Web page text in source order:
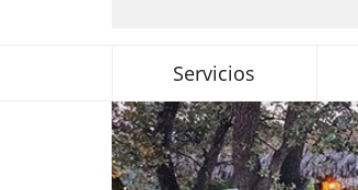
Servicios